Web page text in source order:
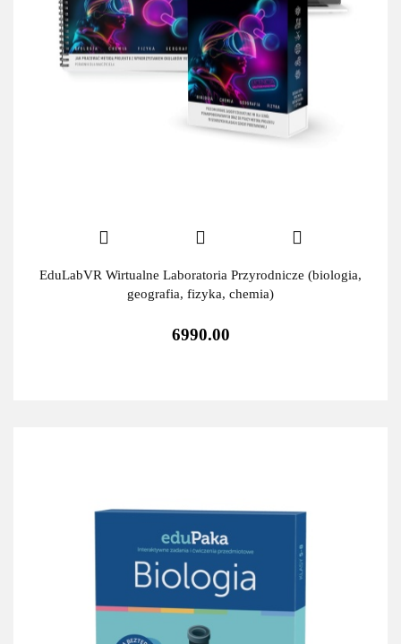
EduLabVR Wirtualne Laboratoria Przyrodnicze (biologia,
geografia, fizyka, chemia)
6990.00